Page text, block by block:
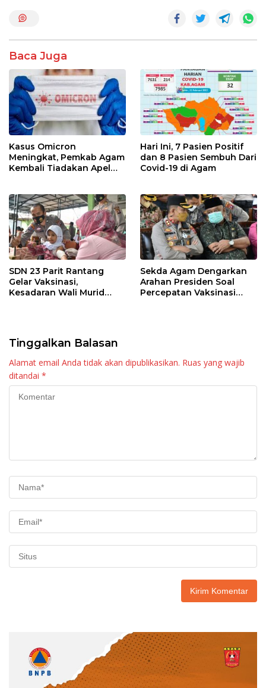
k p
Baca Juga
Kasus Omicron
Meningkat, Pemkab Agam
Kembali Tiadakan Apel
Hari Ini, 7 Pasien Positif
dan 8 Pasien Sembuh Dari
Covid-19 di Agam
SDN 23 Parit Rantang
Gelar Vaksinasi,
Kesadaran Wali Murid
Sekda Agam Dengarkan
Arahan Presiden Soal
Percepatan Vaksinasi
Tinggalkan Balasan
Alamat email Anda tidak akan dipublikasikan. Ruas yang wajib
ditandai *